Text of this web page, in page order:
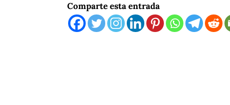
Comparte esta entrada